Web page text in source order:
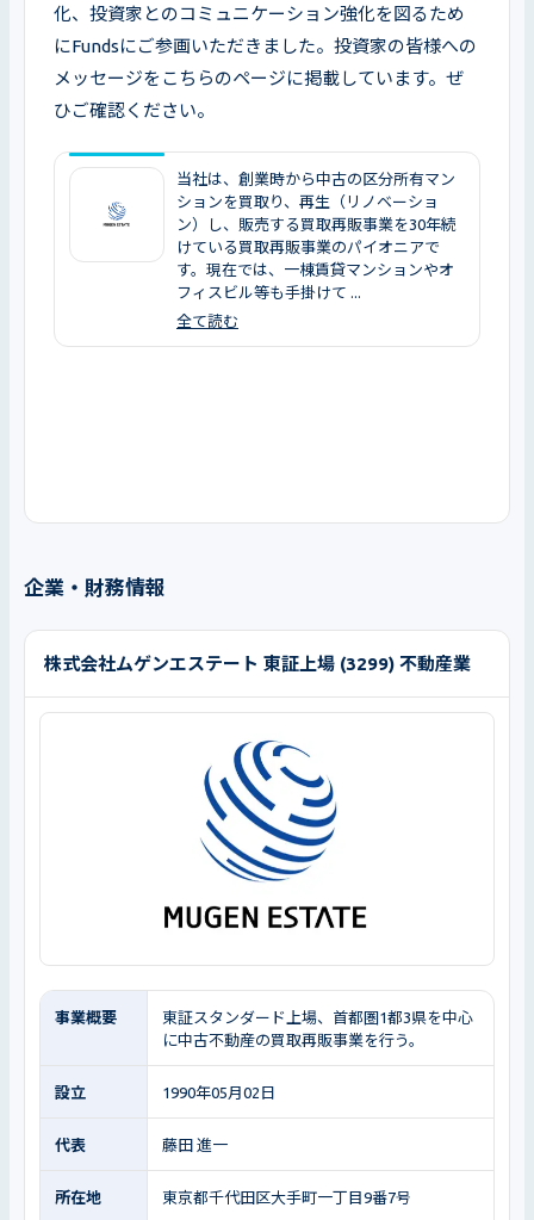
化、投資家とのコミュニケーション強化を図るため
にFundsにご参画いただきました。投資家の皆様への
メッセージをこちらのページに掲載しています。ぜ
ひご確認ください。
当社は、創業時から中古の区分所有マン
ションを買取り、再生（リノベーショ
ン）し、販売する買取再販事業を30年続
けている買取再販事業のパイオニアで
す。現在では、一棟賃貸マンションやオ
フィスビル等も手掛けて ...
全て読む
企業・財務情報
株式会社ムゲンエステート 東証上場 (3299) 不動産業
事業概要
東証スタンダード上場、首都圏1都3県を中心
に中古不動産の買取再販事業を行う。
設立 1990年05月02日
代表 藤田 進一
所在地 東京都千代田区大手町一丁目9番7号